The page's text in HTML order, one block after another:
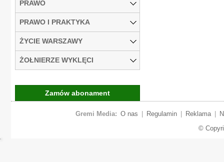
PRAWO
PRAWO I PRAKTYKA
ŻYCIE WARSZAWY
ŻOŁNIERZE WYKLĘCI
Zamów abonament
Gremi Media: O nas Regulamin Reklama
©